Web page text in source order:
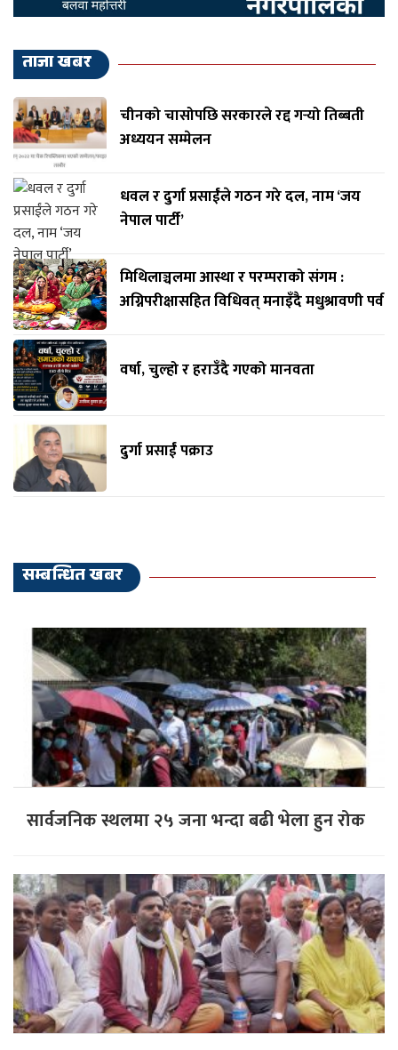
ताजा खबर
चीनको चासोपछि सरकारले रद्द गर्‍यो तिब्बती
अध्ययन सम्मेलन
धवल र दुर्गा प्रसाईंले गठन गरे दल, नाम ‘जय
नेपाल पार्टी’
मिथिलाञ्चलमा आस्था र परम्पराको संगम :
अग्निपरीक्षासहित विधिवत् मनाइँदै मधुश्रावणी पर्व
वर्षा, चुल्हो र हराउँदै गएको मानवता
दुर्गा प्रसाईं पक्राउ
सम्बन्धित खबर
सार्वजनिक स्थलमा २५ जना भन्दा बढी भेला हुन रोक